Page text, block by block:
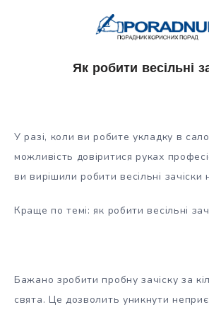
Як робити весільні
У разі, коли ви робите укладку в
можливість довіритися руках
ви вирішили робити весільні зачіски
Краще по темі: як робити весільні
Бажано зробити пробну зачіску за
свята. Це дозволить уникнути